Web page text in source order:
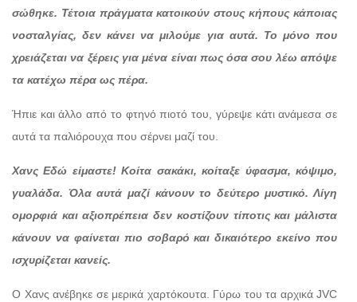
σώθηκε. Τέτοια πράγματα κατοικούν στους κήπους κάποιας
νοσταλγίας, δεν κάνει να μιλούμε για αυτά. Το μόνο που
χρειάζεται να ξέρεις για μένα είναι πως όσα σου λέω απόψε
τα κατέχω πέρα ως πέρα.
Ήπιε και άλλο από το φτηνό πιοτό του, γύρεψε κάτι ανάμεσα σε
αυτά τα παλιόρουχα που σέρνει μαζί του.
Χανς Εδώ είμαστε! Κοίτα σακάκι, κοίταξε ύφασμα, κόψιμο,
γυαλάδα. Όλα αυτά μαζί κάνουν το δεύτερο μυστικό. Λίγη
ομορφιά και αξιοπρέπεια δεν κοστίζουν τίποτις και μάλιστα
κάνουν να φαίνεται πιο σοβαρό και δικαιότερο εκείνο που
ισχυρίζεται κανείς.
Ο Χανς ανέβηκε σε μερικά χαρτόκουτα. Γύρω του τα αρχικά JVC